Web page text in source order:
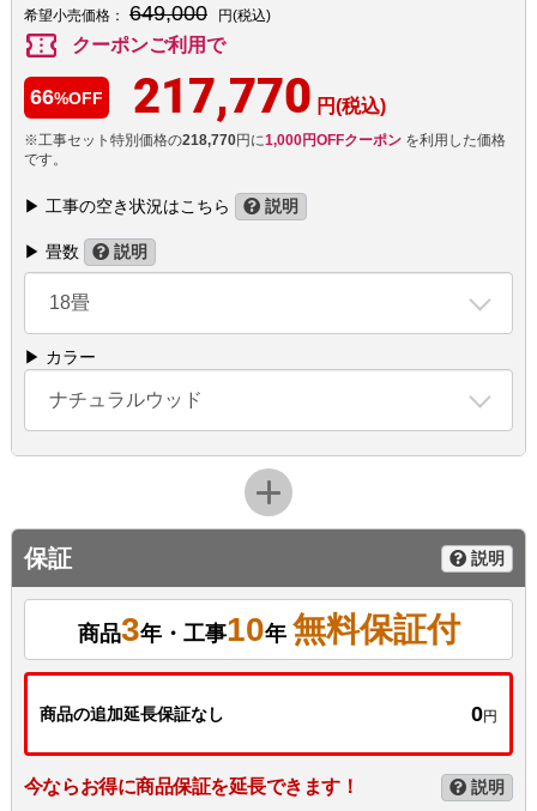
希望小売価格： 649,000 円(税込)
confirmation_number クーポンご利用で
66%OFF 217,770 円(税込)
※工事セット特別価格の218,770円に1,000円OFFクーポンを利用した価格
です。
▶ 工事の空き状況はこちら 説明
▶ 畳数 説明
18畳
▶ カラー
ナチュラルウッド
保証 説明
商品3年・工事10年 無料保証付
商品の追加延長保証なし 0円
今ならお得に商品保証を延長できます！ 説明